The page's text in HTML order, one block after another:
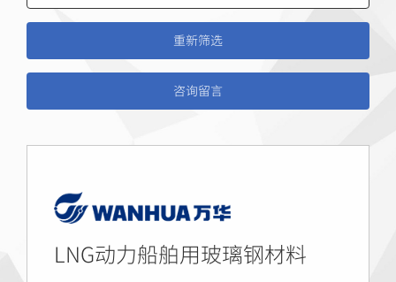
咨询留言
LNG动力船舶用玻璃钢材料